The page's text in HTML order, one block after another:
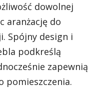
dowolnej
aranżację do
Spójny design i
podkreślą
zapewnią
pomieszczenia.